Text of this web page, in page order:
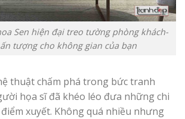
Sen hiện đại treo tường phòng khách-
tượng cho không gian của bạn
thuật chấm phá trong bức tranh
họa sĩ đã khéo léo đưa những chi
xuyết. Không quá nhiều nhưng